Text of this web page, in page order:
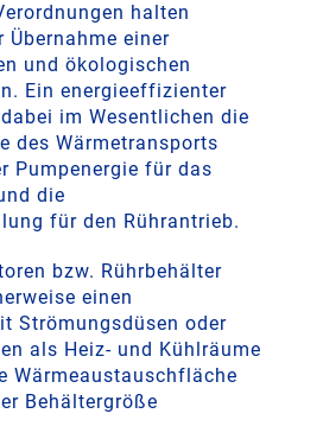
halten
Übernahme einer
und ökologischen
Ein energieeffizienter
im Wesentlichen die
des Wärmetransports
Pumpenergie für das
die
für den Rührantrieb.
bzw. Rührbehälter
einen
Strömungsdüsen oder
als Heiz- und Kühlräume
Wärmeaustauschfläche
Behältergröße